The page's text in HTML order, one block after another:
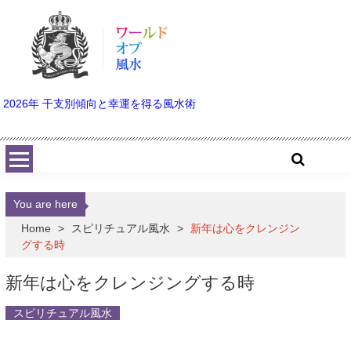
2026年 干支別傾向と幸運を得る風水術
You are here
Home
> スピリチュアル風水 >
新年は心をクレンジン
グする時
新年は心をクレンジングする時
スピリチュアル風水